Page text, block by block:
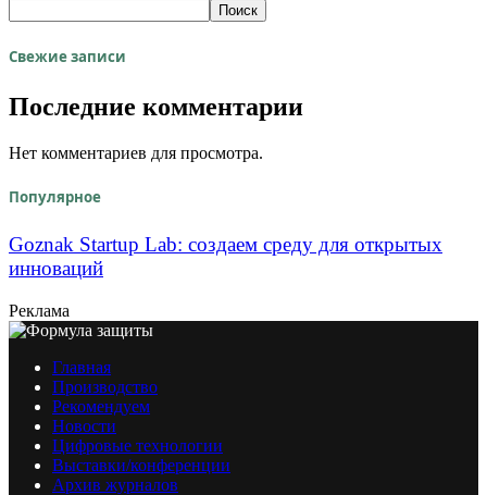
Поиск
Свежие записи
Последние комментарии
Нет комментариев для просмотра.
Популярное
Goznak Startup Lab: создаем среду для открытых
инноваций
Реклама
Главная
Производство
Рекомендуем
Новости
Цифровые технологии
Выставки/конференции
Архив журналов